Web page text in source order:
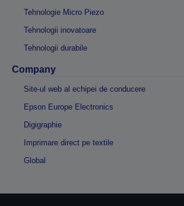
Tehnologie Micro Piezo
Tehnologii inovatoare
Tehnologii durabile
Company
Site-ul web al echipei de conducere
Epson Europe Electronics
Digigraphie
Imprimare direct pe textile
Global